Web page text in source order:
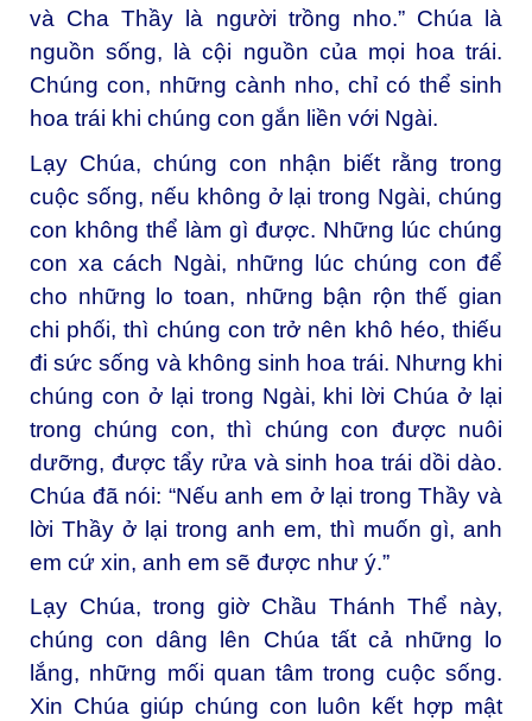
và Cha Thầy là người trồng nho.” Chúa là
nguồn sống, là cội nguồn của mọi hoa trái.
Chúng con, những cành nho, chỉ có thể sinh
hoa trái khi chúng con gắn liền với Ngài.
Lạy Chúa, chúng con nhận biết rằng trong
cuộc sống, nếu không ở lại trong Ngài, chúng
con không thể làm gì được. Những lúc chúng
con xa cách Ngài, những lúc chúng con để
cho những lo toan, những bận rộn thế gian
chi phối, thì chúng con trở nên khô héo, thiếu
đi sức sống và không sinh hoa trái. Nhưng khi
chúng con ở lại trong Ngài, khi lời Chúa ở lại
trong chúng con, thì chúng con được nuôi
dưỡng, được tẩy rửa và sinh hoa trái dồi dào.
Chúa đã nói: “Nếu anh em ở lại trong Thầy và
lời Thầy ở lại trong anh em, thì muốn gì, anh
em cứ xin, anh em sẽ được như ý.”
Lạy Chúa, trong giờ Chầu Thánh Thể này,
chúng con dâng lên Chúa tất cả những lo
lắng, những mối quan tâm trong cuộc sống.
Xin Chúa giúp chúng con luôn kết hợp mật